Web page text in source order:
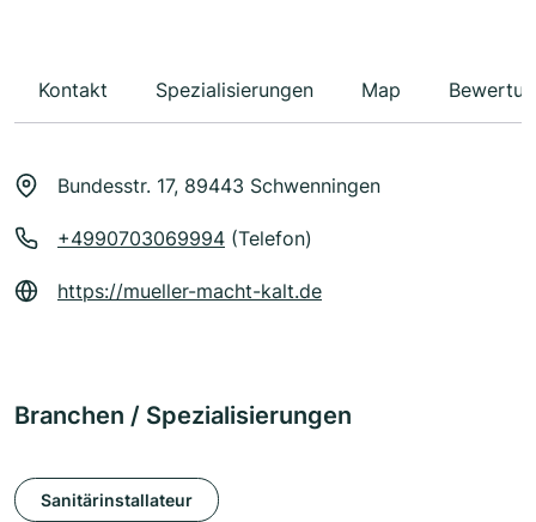
Kontakt Spezialisierungen Map
Bundesstr. 17, 89443 Schwenningen
+4990703069994 (Telefon)
https://mueller-macht-kalt.de
Branchen / Spezialisierungen
Sanitärinstallateur